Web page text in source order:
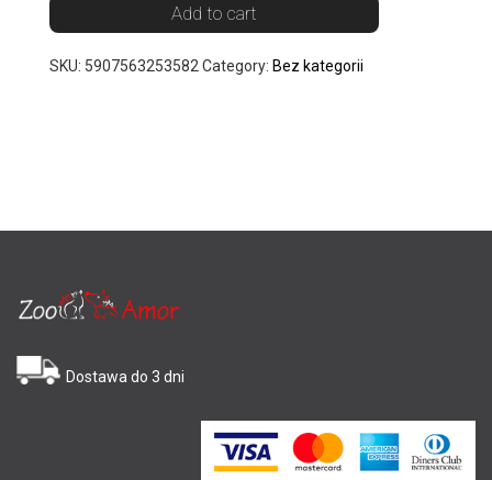
Add to cart
SKU: 5907563253582 Category: Bez kategorii
Dostawa do 3 dni